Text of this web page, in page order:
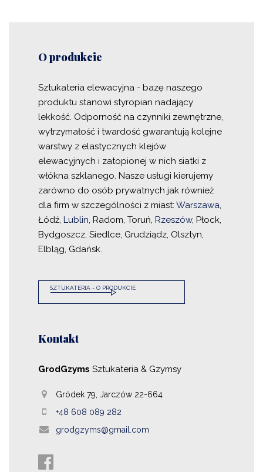
O produkcie
Sztukateria elewacyjna - bazę naszego
produktu stanowi styropian nadający
lekkość. Odporność na czynniki zewnętrzne,
wytrzymałość i twardość gwarantują kolejne
warstwy z elastycznych klejów
elewacyjnych i zatopionej w nich siatki z
włókna szklanego. Nasze usługi kierujemy
zarówno do osób prywatnych jak również
dla firm w szczególności z miast: Warszawa,
Łódź, Lublin, Radom, Toruń, Rzeszów, Płock,
Bydgoszcz, Siedlce, Grudziądz, Olsztyn,
Elbląg, Gdańsk.
SZTUKATERIA - O PRODUKCIE
Kontakt
GrodGzyms Sztukateria & Gzymsy
Gródek 79, Jarczów 22-664
+48 608 089 282
grodgzyms@gmail.com